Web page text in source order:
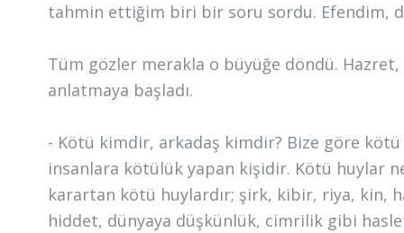
tahmin ettiğim biri bir soru sordu. Efendim,
Tüm gözler merakla o büyüğe döndü.
anlatmaya başladı.
- Kötü kimdir, arkadaş kimdir? Bize göre
insanlara kötülük yapan kişidir. Kötü huylar
karartan kötü huylardır; şirk, kibir, riya, kin,
hiddet, dünyaya düşkünlük, cimrilik gibi